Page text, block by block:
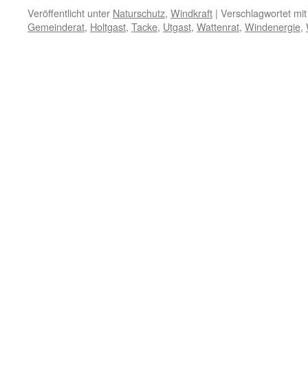
Veröffentlicht unter Naturschutz, Windkraft | Verschlagwortet mit
Gemeinderat, Holtgast, Tacke, Utgast, Wattenrat, Windenergie,